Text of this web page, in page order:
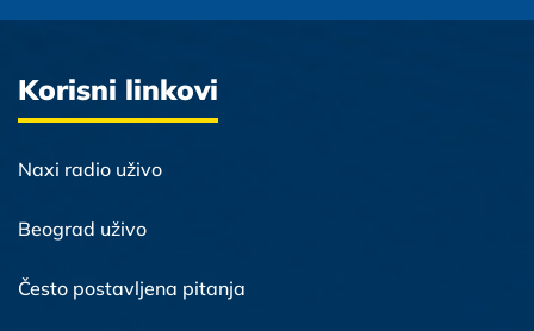
Korisni linkovi
Naxi radio uživo
Beograd uživo
Često postavljena pitanja